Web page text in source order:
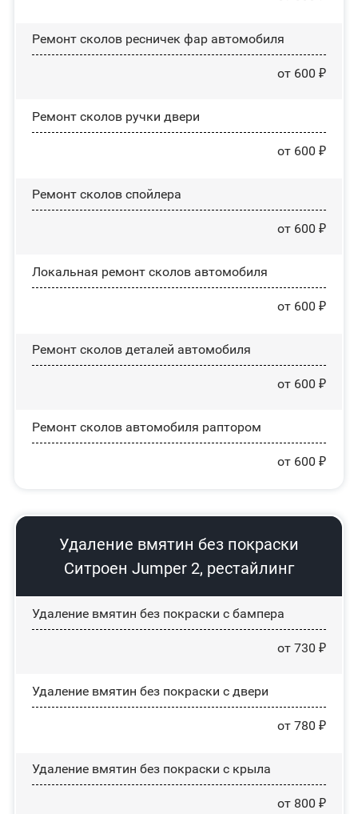
Ремонт сколов ресничек фар автомобиля
от 600 ₽
Ремонт сколов ручки двери
от 600 ₽
Ремонт сколов спойлера
от 600 ₽
Локальная ремонт сколов автомобиля
от 600 ₽
Ремонт сколов деталей автомобиля
от 600 ₽
Ремонт сколов автомобиля раптором
от 600 ₽
Удаление вмятин без покраски
Ситроен Jumper 2, рестайлинг
Удаление вмятин без покраски с бампера
от 730 ₽
Удаление вмятин без покраски с двери
от 780 ₽
Удаление вмятин без покраски с крыла
от 800 ₽